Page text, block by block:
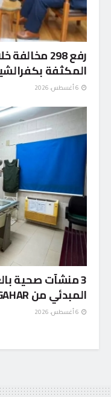
رفع 298
المكثفة
3 منشآت صحية
المبدئي من GAHAR